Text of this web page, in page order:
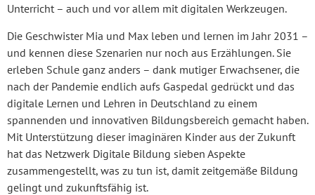
Unterricht – auch und vor allem mit digitalen Werkzeugen.
Die Geschwister Mia und Max leben und lernen im Jahr 2031 –
und kennen diese Szenarien nur noch aus Erzählungen. Sie
erleben Schule ganz anders – dank mutiger Erwachsener, die
nach der Pandemie endlich aufs Gaspedal gedrückt und das
digitale Lernen und Lehren in Deutschland zu einem
spannenden und innovativen Bildungsbereich gemacht haben.
Mit Unterstützung dieser imaginären Kinder aus der Zukunft
hat das Netzwerk Digitale Bildung sieben Aspekte
zusammengestellt, was zu tun ist, damit zeitgemäße Bildung
gelingt und zukunftsfähig ist.